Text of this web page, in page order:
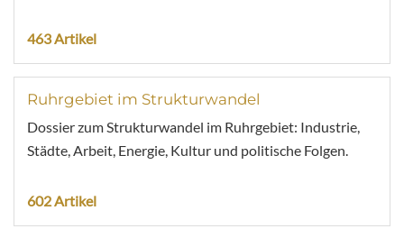
463 Artikel
Ruhrgebiet im Strukturwandel
Dossier zum Strukturwandel im Ruhrgebiet: Industrie,
Städte, Arbeit, Energie, Kultur und politische Folgen.
602 Artikel